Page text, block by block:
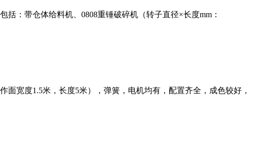
：带仓体给料机、0808重锤破碎机（转子直径×长度mm：
宽度1.5米，长度5米），弹簧，电机均有，配置齐全，成色较好，